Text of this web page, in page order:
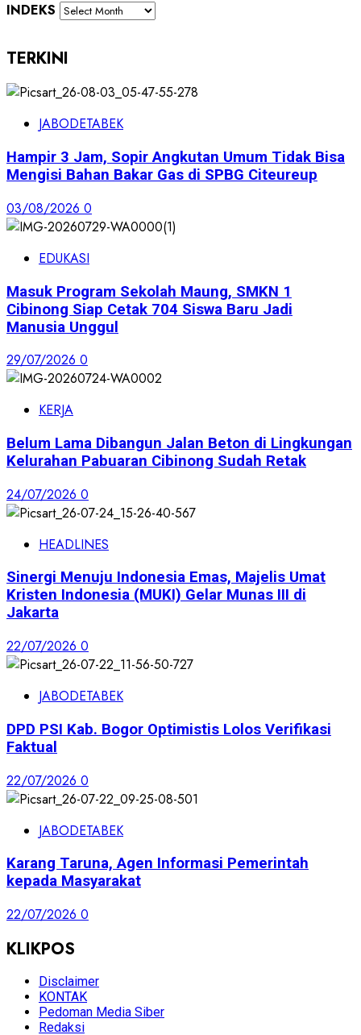
INDEKS
TERKINI
JABODETABEK
Hampir 3 Jam, Sopir Angkutan Umum Tidak Bisa
Mengisi Bahan Bakar Gas di SPBG Citeureup
03/08/2026 0
EDUKASI
Masuk Program Sekolah Maung, SMKN 1
Cibinong Siap Cetak 704 Siswa Baru Jadi
Manusia Unggul
29/07/2026 0
KERJA
Belum Lama Dibangun Jalan Beton di Lingkungan
Kelurahan Pabuaran Cibinong Sudah Retak
24/07/2026 0
HEADLINES
Sinergi Menuju Indonesia Emas, Majelis Umat
Kristen Indonesia (MUKI) Gelar Munas III di
Jakarta
22/07/2026 0
JABODETABEK
DPD PSI Kab. Bogor Optimistis Lolos Verifikasi
Faktual
22/07/2026 0
JABODETABEK
Karang Taruna, Agen Informasi Pemerintah
kepada Masyarakat
22/07/2026 0
KLIKPOS
Disclaimer
KONTAK
Pedoman Media Siber
Redaksi